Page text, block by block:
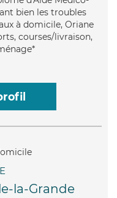
bien les troubles
à domicile, Oriane
courses/livraison,
la-Grande